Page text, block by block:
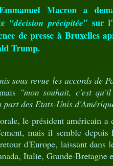
Macron a
"décision précipitée" sur
de presse à Bruxelles
Trump.
sous revue les accords de
"mon souhait, c'est
part des Etats-Unis
le président américain
mais il semble depuis
d'Europe, laissant dans
Italie, Grande-Bretagne